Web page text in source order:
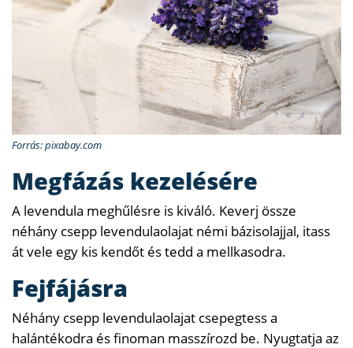
Forrás: pixabay.com
Megfázás kezelésére
A levendula meghűlésre is kiváló. Keverj össze
néhány csepp levendulaolajat némi bázisolajjal, itass
át vele egy kis kendőt és tedd a mellkasodra.
Fejfájásra
Néhány csepp levendulaolajat csepegtess a
halántékodra és finoman masszírozd be. Nyugtatja az